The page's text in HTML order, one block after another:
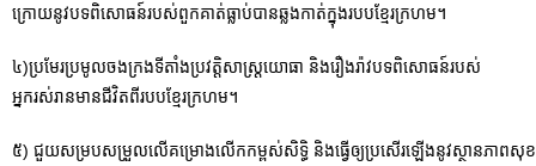
ក្រោយនូវបទពិសោធន៍របស់ពួកគាត់ធ្លាប់បានឆ្លងកាត់ក្នុងរបបខ្មែរក្រហម។
៤)ប្រមែរប្រមូលចងក្រងទីតាំងប្រវត្តិសាស្ត្រយោធា និងរឿងរ៉ាវបទពិសោធន៍របស់
អ្នករស់រានមានជីវិតពីរបបខ្មែរក្រហម។
៥) ជួយសម្របសម្រួលលើគម្រោងលើកកម្ពស់សិទ្ធិ និងធ្វើឲ្យប្រសើរឡើងនូវស្ថានភាពសុខ